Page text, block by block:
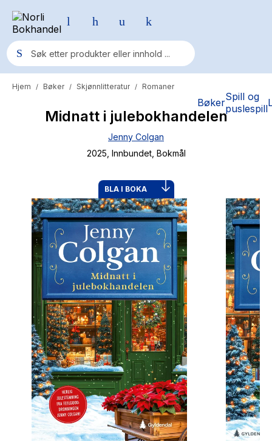
BøkerSpill og
puslespill
Populære søk
Pokemon
Fury Bound - Sable Sorensen
Elizabeth Strout
Hitster
Hypopressiv trening
The Housemaid
Hjem / Bøker / Skjønnlitteratur / Romaner
Midnatt i julebokhandelen
Jenny Colgan
2025 , Innbundet, Bokmål
BLA I BOKA